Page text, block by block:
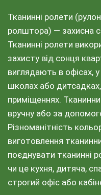
Тканинні ролети
ролштора) — захисна
Тканинні ролети
захисту від сонця
виглядають в офісах, у
школах або
приміщеннях.
вручну або за
Різноманітність
виготовлення
поєднувати тканинні
чи це кухня, дитяча,
строгий офіс або